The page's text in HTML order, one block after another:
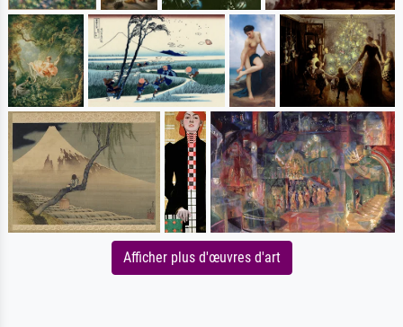
Afficher plus d'œuvres d'art